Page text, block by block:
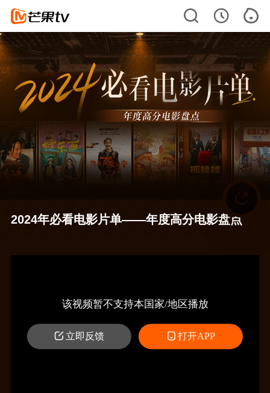
2024年必看电影片单——年度高分电影盘点
该视频暂不支持本国家/地区播放
立即反馈 打开APP